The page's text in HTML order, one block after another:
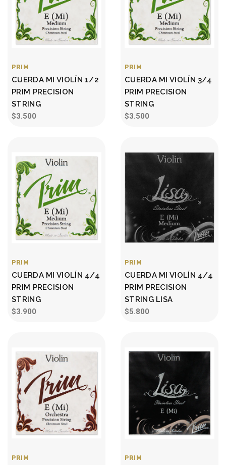
PRIM
CUERDA MI VIOLÍN 1/2
PRIM PRECISION
STRING
$3.500
PRIM
CUERDA MI VIOLÍN 3/4
PRIM PRECISION
STRING
$3.500
PRIM
CUERDA MI VIOLÍN 4/4
PRIM PRECISION
STRING
$3.900
PRIM
CUERDA MI VIOLÍN 4/4
PRIM PRECISION
STRING LISA
$5.800
PRIM PRIM